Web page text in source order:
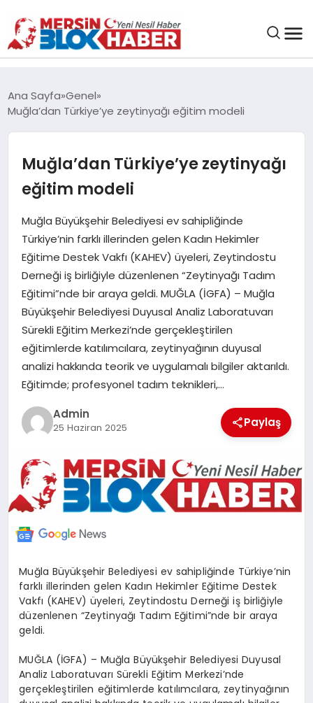
SAĞLIK
ASAYIŞ
EĞITIM
EKONOMI
SANAT
POLITIKA
YAŞAM
SPOR
KÜNYE
Ana Sayfa Genel
Muğla’dan Türkiye’ye zeytinyağı eğitim modeli
Muğla’dan Türkiye’ye zeytinyağı
eğitim modeli
Muğla Büyükşehir Belediyesi ev sahipliğinde
Türkiye’nin farklı illerinden gelen Kadın Hekimler
Eğitime Destek Vakfı (KAHEV) üyeleri, Zeytindostu
Derneği iş birliğiyle düzenlenen “Zeytinyağı Tadım
Eğitimi”nde bir araya geldi. MUĞLA (İGFA) – Muğla
Büyükşehir Belediyesi Duyusal Analiz Laboratuvarı
Sürekli Eğitim Merkezi’nde gerçekleştirilen
eğitimlerde katılımcılara, zeytinyağının duyusal
analizi hakkında teorik ve uygulamalı bilgiler aktarıldı.
Eğitimde; profesyonel tadım teknikleri,…
Admin
25 Haziran 2025 Paylaş
Muğla Büyükşehir Belediyesi ev sahipliğinde Türkiye’nin
farklı illerinden gelen Kadın Hekimler Eğitime Destek
Vakfı (KAHEV) üyeleri, Zeytindostu Derneği iş birliğiyle
düzenlenen “Zeytinyağı Tadım Eğitimi”nde bir araya
geldi.
MUĞLA (İGFA) – Muğla Büyükşehir Belediyesi Duyusal
Analiz Laboratuvarı Sürekli Eğitim Merkezi’nde
gerçekleştirilen eğitimlerde katılımcılara, zeytinyağının